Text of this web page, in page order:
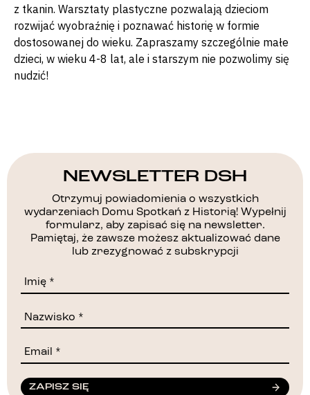
z tkanin. Warsztaty plastyczne pozwalają dzieciom
rozwijać wyobraźnię i poznawać historię w formie
dostosowanej do wieku. Zapraszamy szczególnie małe
dzieci, w wieku 4-8 lat, ale i starszym nie pozwolimy się
nudzić!
NEWSLETTER DSH
Otrzymuj powiadomienia o wszystkich
wydarzeniach Domu Spotkań z Historią! Wypełnij
formularz, aby zapisać się na newsletter.
Pamiętaj, że zawsze możesz aktualizować dane
lub zrezygnować z subskrypcji
ZAPISZ SIĘ